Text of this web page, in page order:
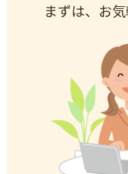
まずは、お